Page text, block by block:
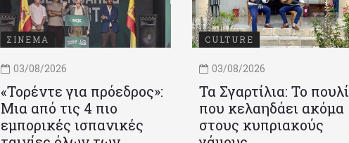
ΣΙΝΕΜΑ
03/08/2026
«Τορέντε για πρόεδρος»:
Mια από τις 4 πιο
εμπορικές ισπανικές
CULTURE
03/08/2026
Τα Σγαρτίλια: Το πουλί
που κελαηδάει ακόμα
στους κυπριακούς